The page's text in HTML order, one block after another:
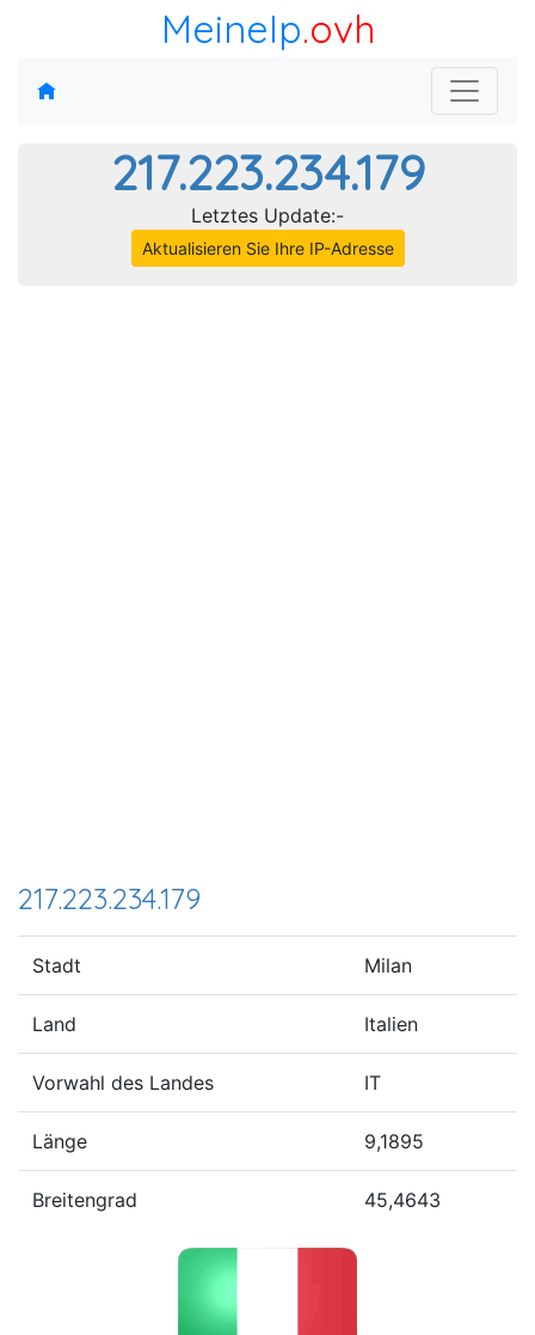
MeineIp.ovh
217.223.234.179
Letztes Update:-
Aktualisieren Sie Ihre IP-Adresse
217.223.234.179
Stadt Milan
Land Italien
Vorwahl des Landes IT
Länge 9,1895
Breitengrad 45,4643